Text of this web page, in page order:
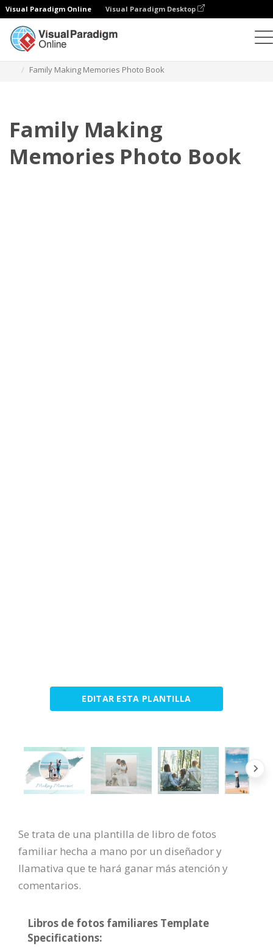
Visual Paradigm Online Visual Paradigm Desktop
Family Making Memories Photo Book
Family Making
Memories Photo Book
EDITAR ESTA PLANTILLA
Se trata de una plantilla de libro de fotos
familiar hecha a mano por un diseñador y
llamativa que te hará ganar más atención y
comentarios.
Libros de fotos familiares Template
Specifications: